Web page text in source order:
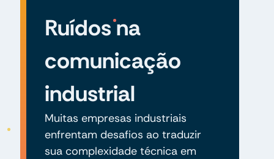
Ruídos na
comunicação
industrial
Muitas empresas industriais
enfrentam desafios ao traduzir
sua complexidade técnica em